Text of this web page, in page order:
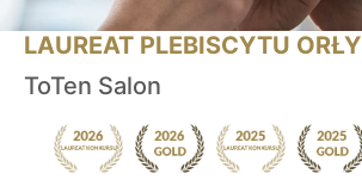
LAUREAT PLEBISCYTU ORŁY
ToTen Salon